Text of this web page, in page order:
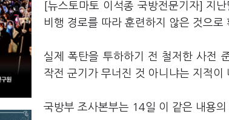
[뉴스토마토 이석종 국방전문기자] 지
비행 경로를 따라 훈련하지 않은 것으로
실제 폭탄을 투하하기 전 철저한 사전
작전 군기가 무너진 것 아니냐는 지적이
국방부 조사본부는 14일 이 같은 내용